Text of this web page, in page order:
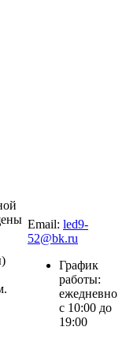
Email: led9-
52@bk.ru
График
работы:
ежедневно
с 10:00 до
19:00